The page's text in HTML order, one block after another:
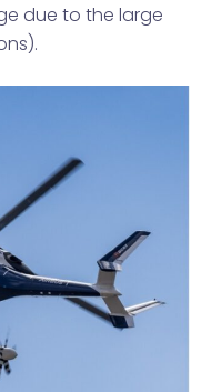
due to the large